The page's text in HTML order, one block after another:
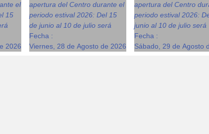
el
15
2026
apertura del Centro durante el
periodo estival 2026: Del 15
de junio al 10 de julio será
Fecha :
Viernes, 28 de Agosto de 2026
apertura del Centro
periodo estival 2026:
junio al 10 de julio será
Fecha :
Sábado, 29 de Agosto